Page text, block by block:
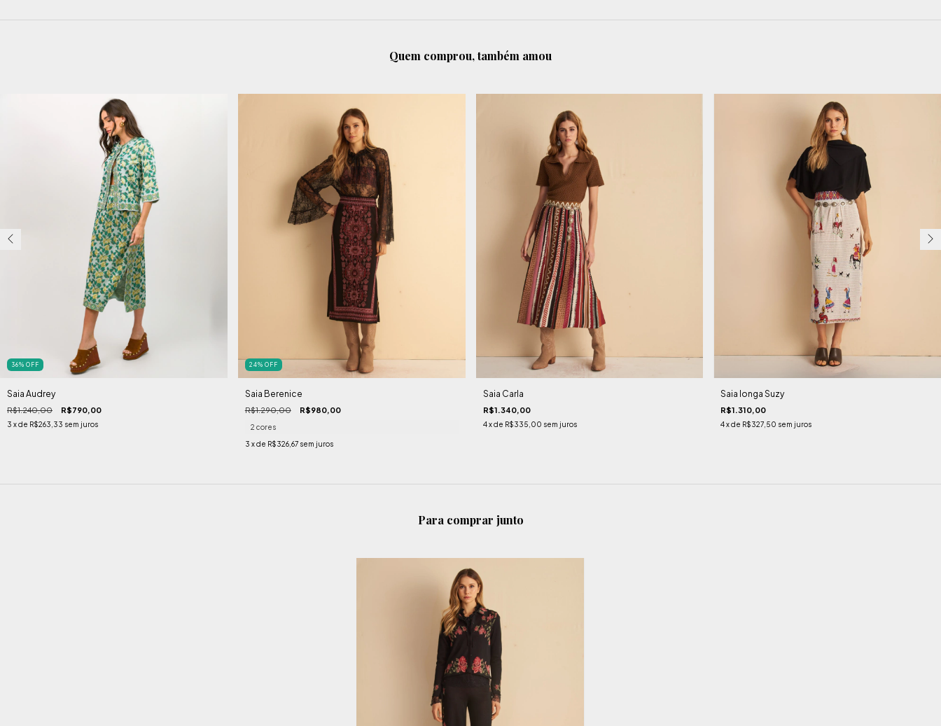
Quem comprou, também amou
36% OFF
Saia Audrey
R$1.240,00 R$790,00
3 x de R$263,33 sem juros
24% OFF
Saia Berenice
R$1.290,00 R$980,00
2 cores
3 x de R$326,67 sem juros
Saia Carla
R$1.340,00
4 x de R$335,00 sem juros
Saia longa Suzy
R$1.310,00
4x de R$327,50 sem juros
Para comprar junto